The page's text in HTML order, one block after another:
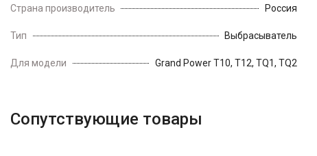
Страна производитель Россия
Тип Выбрасыватель
Для модели Grand Power Т10, Т12, TQ1, TQ2
Сопутствующие товары